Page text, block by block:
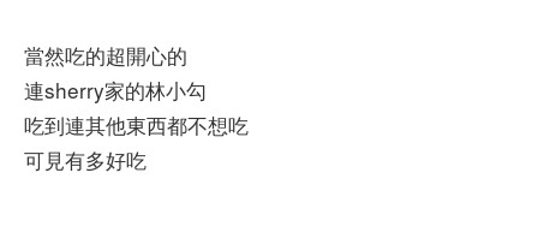
當然吃的超開心的
連sherry家的林小勾
吃到連其他東西都不想吃
可見有多好吃